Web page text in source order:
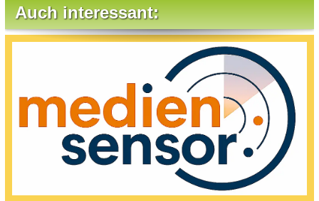
Auch interessant: